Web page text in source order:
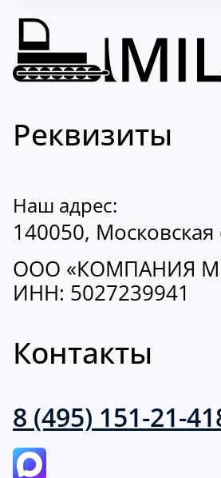
Реквизиты
Наш адрес:
140050,
ООО «КОМПАНИЯ
ИНН: 5027239941
Контакты
8 (495) 151-21-41